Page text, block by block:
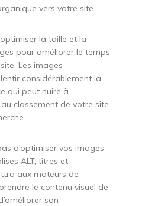
vers votre site.
la taille et la
pour améliorer le temps
Les images
considérablement la
qui peut nuire à
classement de votre site
d’optimiser vos images
ALT, titres et
aux moteurs de
le contenu visuel de
son